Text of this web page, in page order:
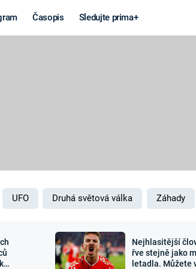
Časopis Sledujte prima+
MARS
Záhady a
UFO Druhá světová válka Záhady
Nejhlasitější
řve stejně jako
letadla. Můžete